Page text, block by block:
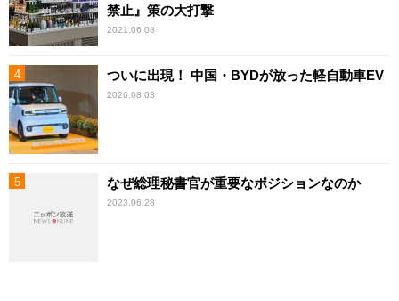
禁止』策の大打撃
2021.06.08
ついに出現！ 中国・BYDが放った軽自動車EV
2026.08.03
なぜ総理秘書官が重要なポジションなのか
2023.06.28